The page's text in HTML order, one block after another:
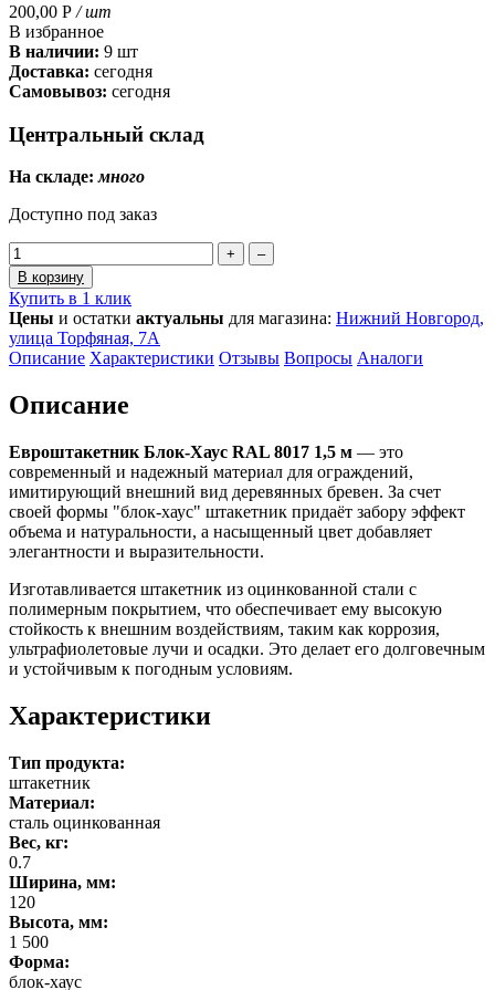
200,00 Р / шт
В избранное
В наличии: 9 шт
Доставка: сегодня
Самовывоз: сегодня
Центральный склад
На складе:много
Доступно под заказ
+
–
В корзину
Купить в 1 клик
Цены и остатки актуальны для магазина: Нижний Новгород,
улица Торфяная, 7А
Описание Характеристики Отзывы Вопросы Аналоги
Описание
Евроштакетник Блок-Хаус RAL 8017 1,5 м — это
современный и надежный материал для ограждений,
имитирующий внешний вид деревянных бревен. За счет
своей формы "блок-хаус" штакетник придаёт забору эффект
объема и натуральности, а насыщенный цвет добавляет
элегантности и выразительности.
Изготавливается штакетник из оцинкованной стали с
полимерным покрытием, что обеспечивает ему высокую
стойкость к внешним воздействиям, таким как коррозия,
ультрафиолетовые лучи и осадки. Это делает его долговечным
и устойчивым к погодным условиям.
Характеристики
Тип продукта:
штакетник
Материал:
сталь оцинкованная
Вес, кг:
0.7
Ширина, мм:
120
Высота, мм:
1 500
Форма:
блок-хаус